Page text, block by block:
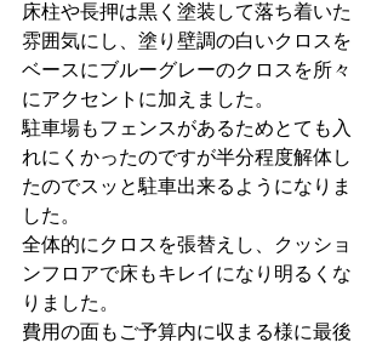
床柱や長押は黒く塗装して落ち着いた
雰囲気にし、塗り壁調の白いクロスを
ベースにブルーグレーのクロスを所々
にアクセントに加えました。
駐車場もフェンスがあるためとても入
れにくかったのですが半分程度解体し
たのでスッと駐車出来るようになりま
した。
全体的にクロスを張替えし、クッショ
ンフロアで床もキレイになり明るくな
りました。
費用の面もご予算内に収まる様に最後